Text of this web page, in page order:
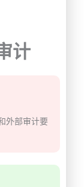
计
外部审计要